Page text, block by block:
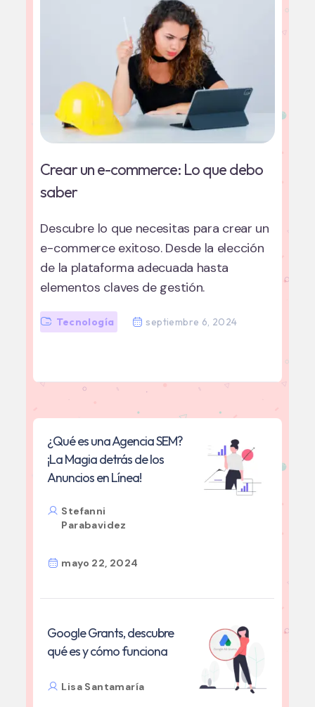
Crear un e-commerce: Lo que debo
saber
Descubre lo que necesitas para crear un
e-commerce exitoso. Desde la elección
de la plataforma adecuada hasta
elementos claves de gestión.
Tecnología septiembre 6, 2024
¿Qué es una Agencia SEM?
¡La Magia detrás de los
Anuncios en Línea!
Stefanni
Parabavidez
mayo 22, 2024
Google Grants, descubre
qué es y cómo funciona
Lisa Santamaría